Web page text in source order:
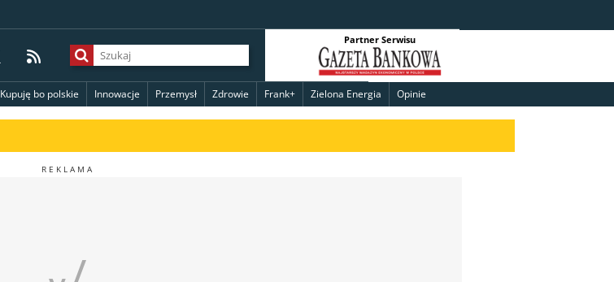
Partner Serwisu
Kupuję bo polskie Innowacje Przemysł Zdrowie Frank+ Zielona Energia Opinie